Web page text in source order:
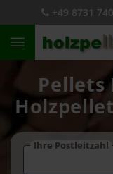
+49 8731
Pellets
Ihre Postleitzahl